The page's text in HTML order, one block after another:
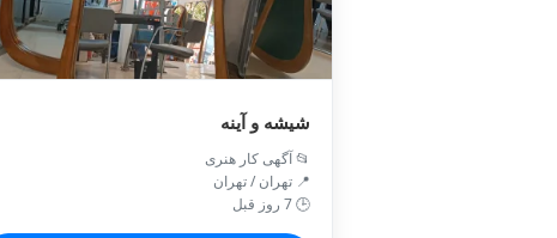
شیشه و آینه
📂 آگهی کار هنری
📍 تهران / تهران
🕒 7 روز قبل